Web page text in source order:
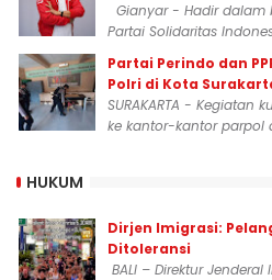
Gianyar - Hadir dalam
Partai Solidaritas
Partai Perindo dan
Polri di Kota
SURAKARTA - Kegiatan
ke kantor-kantor parpol
HUKUM
Dirjen Imigrasi:
Ditoleransi
BALI – Direktur